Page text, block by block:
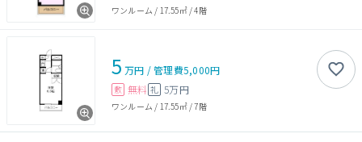
ワンルーム / 17.55㎡/4階
5 万円 /管理費5,000円
敷 無料 礼 5万円
ワンルーム / 17.55㎡/7階